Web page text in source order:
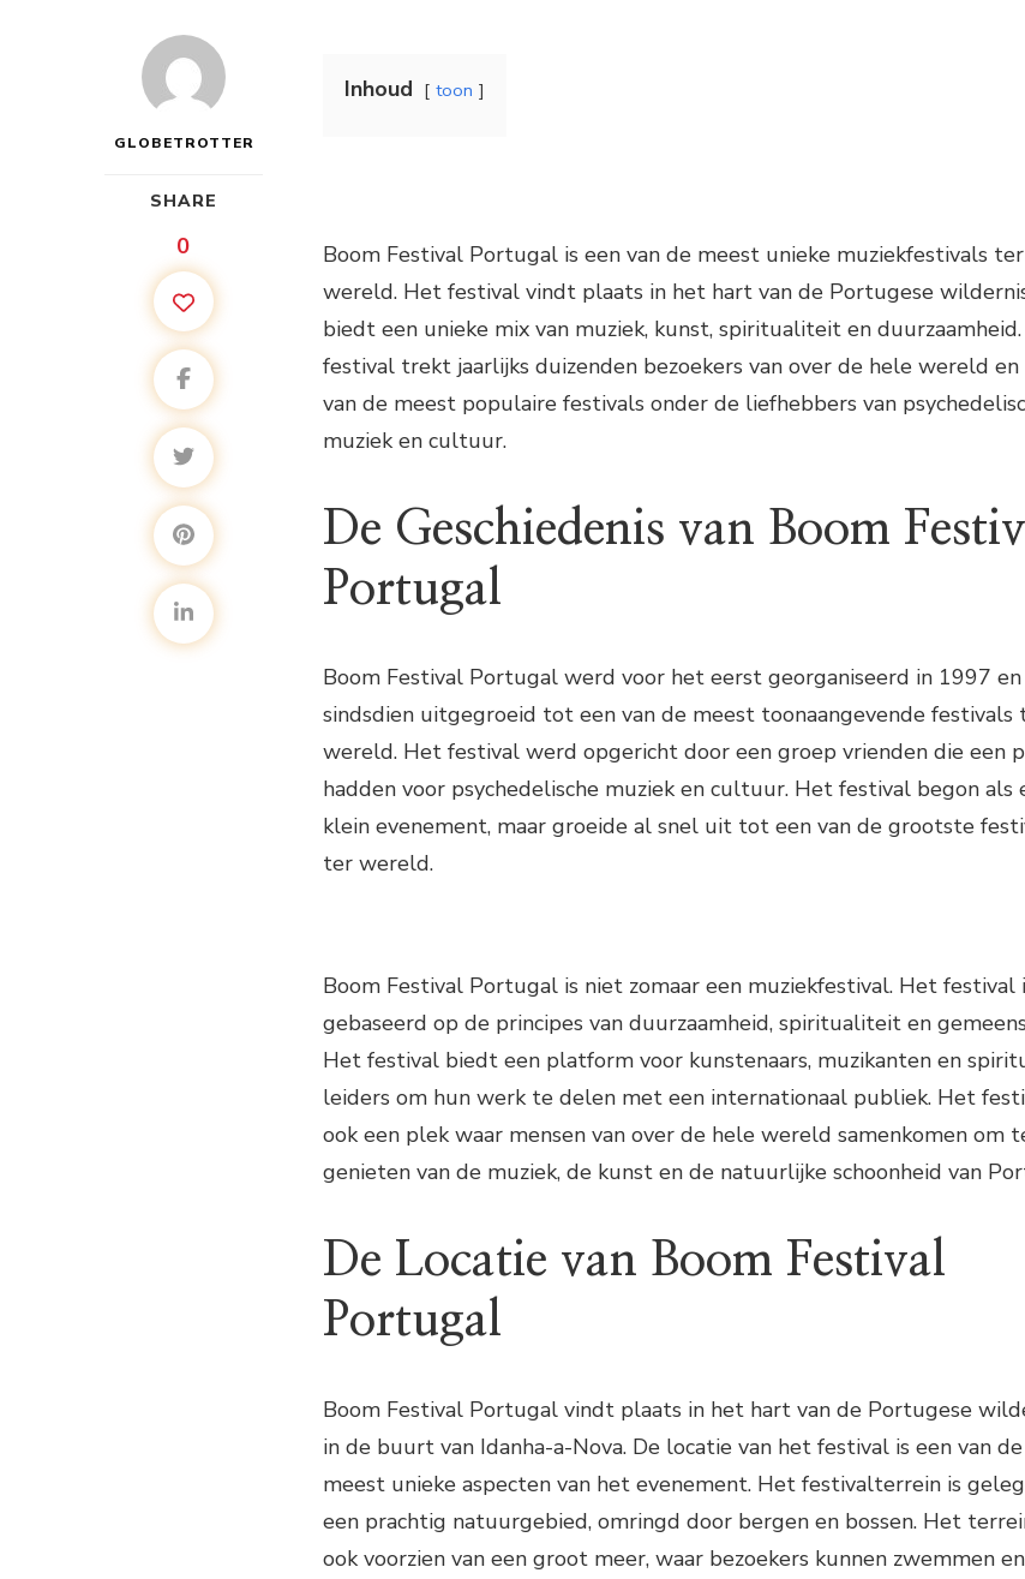
GLOBETROTTER
SHARE
0
Inhoud toon
Boom Festival Portugal is een van de meest unieke muziekfestivals ter
wereld. Het festival vindt plaats in het hart van de Portugese
biedt een unieke mix van muziek, kunst, spiritualiteit en
festival trekt jaarlijks duizenden bezoekers van over de hele wereld en
van de meest populaire festivals onder de liefhebbers van
muziek en cultuur.
De Geschiedenis van Boom
Portugal
Boom Festival Portugal werd voor het eerst georganiseerd in 1997 en
sindsdien uitgegroeid tot een van de meest toonaangevende festivals
wereld. Het festival werd opgericht door een groep vrienden die een
hadden voor psychedelische muziek en cultuur. Het festival begon als
klein evenement, maar groeide al snel uit tot een van de grootste
ter wereld.
Boom Festival Portugal is niet zomaar een muziekfestival. Het festival
gebaseerd op de principes van duurzaamheid, spiritualiteit en
Het festival biedt een platform voor kunstenaars, muzikanten en
leiders om hun werk te delen met een internationaal publiek. Het
ook een plek waar mensen van over de hele wereld samenkomen om
genieten van de muziek, de kunst en de natuurlijke schoonheid van
De Locatie van Boom Festival
Portugal
Boom Festival Portugal vindt plaats in het hart van de Portugese
in de buurt van Idanha-a-Nova. De locatie van het festival is een van de
meest unieke aspecten van het evenement. Het festivalterrein is
een prachtig natuurgebied, omringd door bergen en bossen. Het
ook voorzien van een groot meer, waar bezoekers kunnen zwemmen en